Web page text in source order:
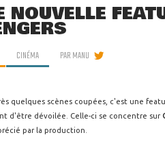
NOUVELLE
CINÉMA PARMANU
quelques scènes coupées, c'est une
d'être dévoilée. Celle-ci se concentre sur
par la production.